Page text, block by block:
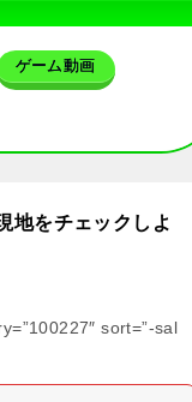
ゲーム動画
地をチェックしよ
sort=”-sal